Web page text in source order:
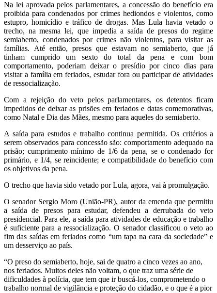
Na lei aprovada pelos parlamentares, a concessão do benefício era
proibida para condenados por crimes hediondos e violentos, como
estupro, homicídio e tráfico de drogas. Mas Lula havia vetado o
trecho, na mesma lei, que impedia a saída de presos do regime
semiaberto, condenados por crimes não violentos, para visitar as
famílias. Até então, presos que estavam no semiaberto, que já
tinham cumprido um sexto do total da pena e com bom
comportamento, poderiam deixar o presídio por cinco dias para
visitar a família em feriados, estudar fora ou participar de atividades
de ressocialização.
Com a rejeição do veto pelos parlamentares, os detentos ficam
impedidos de deixar as prisões em feriados e datas comemorativas,
como Natal e Dia das Mães, mesmo para aqueles do semiaberto.
A saída para estudos e trabalho continua permitida. Os critérios a
serem observados para concessão são: comportamento adequado na
prisão; cumprimento mínimo de 1/6 da pena, se o condenado for
primário, e 1/4, se reincidente; e compatibilidade do benefício com
os objetivos da pena.
O trecho que havia sido vetado por Lula, agora, vai à promulgação.
O senador Sergio Moro (União-PR), autor da emenda que permitiu
a saída de presos para estudar, defendeu a derrubada do veto
presidencial. Para ele, a saída para atividades de educação e trabalho
é suficiente para a ressocialização. O senador classificou o veto ao
fim das saídas em feriados como “um tapa na cara da sociedade” e
um desserviço ao país.
“O preso do semiaberto, hoje, sai de quatro a cinco vezes ao ano,
nos feriados. Muitos deles não voltam, o que traz uma série de
dificuldades à polícia, que tem que ir buscá-los, comprometendo o
trabalho normal de vigilância e proteção do cidadão, e o que é a pior